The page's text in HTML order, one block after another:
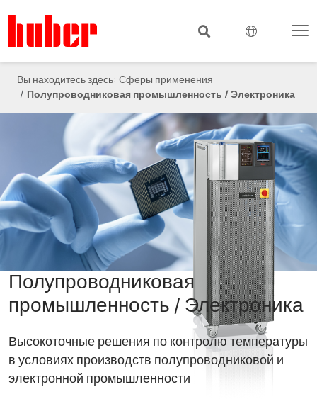
Вы находитесь здесь: Сферы применения
Полупроводниковая промышленность / Электроника
Полупроводниковая
промышленность / Электроника
Высокоточные решения по контролю температуры
в условиях производств полупроводниковой и
электронной промышленности